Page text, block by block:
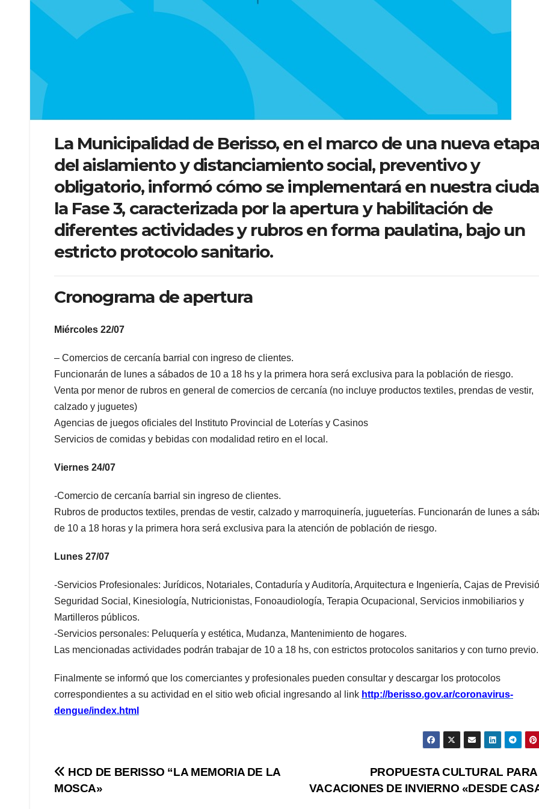
La Municipalidad de Berisso, en el marco de una nueva etapa
del aislamiento y distanciamiento social, preventivo y
obligatorio, informó cómo se implementará en nuestra
la Fase 3, caracterizada por la apertura y habilitación de
diferentes actividades y rubros en forma paulatina, bajo un
estricto protocolo sanitario.
Cronograma de apertura
Miércoles 22/07
– Comercios de cercanía barrial con ingreso de clientes.
Funcionarán de lunes a sábados de 10 a 18 hs y la primera hora será exclusiva para la población de riesgo.
Venta por menor de rubros en general de comercios de cercanía (no incluye productos textiles, prendas de vestir,
calzado y juguetes)
Agencias de juegos oficiales del Instituto Provincial de Loterías y Casinos
Servicios de comidas y bebidas con modalidad retiro en el local.
Viernes 24/07
-Comercio de cercanía barrial sin ingreso de clientes.
Rubros de productos textiles, prendas de vestir, calzado y marroquinería, jugueterías. Funcionarán de lunes a
de 10 a 18 horas y la primera hora será exclusiva para la atención de población de riesgo.
Lunes 27/07
-Servicios Profesionales: Jurídicos, Notariales, Contaduría y Auditoría, Arquitectura e Ingeniería, Cajas de
Seguridad Social, Kinesiología, Nutricionistas, Fonoaudiología, Terapia Ocupacional, Servicios inmobiliarios y
Martilleros públicos.
-Servicios personales: Peluquería y estética, Mudanza, Mantenimiento de hogares.
Las mencionadas actividades podrán trabajar de 10 a 18 hs, con estrictos protocolos sanitarios y con turno previo.
Finalmente se informó que los comerciantes y profesionales pueden consultar y descargar los protocolos
correspondientes a su actividad en el sitio web oficial ingresando al link http://berisso.gov.ar/coronavirus-
dengue/index.html
Navegación
PROPUESTA CULTURAL
VACACIONES DE INVIERNO «DESDE
HCD DE BERISSO “LA MEMORIA DE LA
MOSCA»